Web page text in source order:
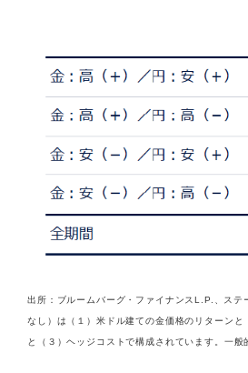
出所：ブルームバーグ・ファイナンスL.P.、ス
なし）は（１）米ドル建ての金価格のリターン
と（３）ヘッジコストで構成されています。一